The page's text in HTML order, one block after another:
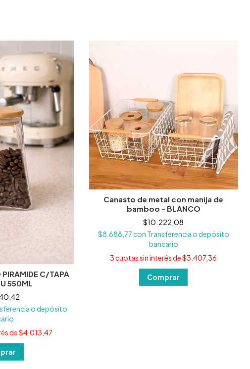
PIRAMIDE C/TAPA
550ML
o depósito
de$4.013,47
Canasto de metal con manija de
bamboo - BLANCO
$10.222,08
$8.688,77con Transferencia o depósito
bancario
3cuotas sin interés de$3.407,36